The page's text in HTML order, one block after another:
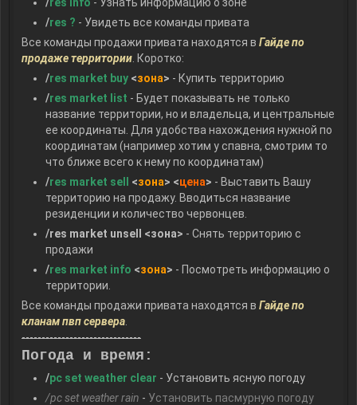
/res ? - Увидеть все команды привата
Все команды продажи привата находятся в Гайде по
продаже территории . Коротко:
/res market buy <зона> - Купить территорию
/res market list - Будет показывать не только
название территории, но и владельца, и центральные
ее координаты. Для удобства нахождения нужной по
координатам (например хотим у спавна, смотрим то
что ближе всего к нему по координатам)
/res market sell <зона> <цена> - Выставить Вашу
территорию на продажу. Вводиться название
резиденции и количество червонцев.
/res market unsell <зона> - Снять территорию с
продажи
/res market info <зона> - Посмотреть информацию о
территории.
Все команды продажи привата находятся в Гайде по
кланам пвп сервера
------------------------------
Погода и время:
/pc set weather clear - Установить ясную погоду
/pc set weather rain - Установить пасмурную погоду